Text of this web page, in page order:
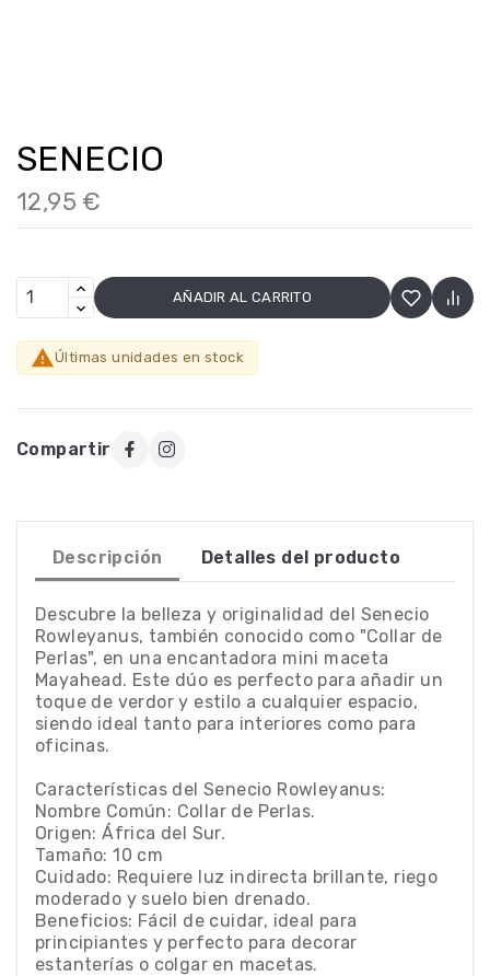
SENECIO
12,95 €
AÑADIR AL CARRITO
Últimas unidades en stock
Compartir
Descripción Detalles del producto
Descubre la belleza y originalidad del Senecio
Rowleyanus, también conocido como "Collar de
Perlas", en una encantadora mini maceta
Mayahead. Este dúo es perfecto para añadir un
toque de verdor y estilo a cualquier espacio,
siendo ideal tanto para interiores como para
oficinas.
Características del Senecio Rowleyanus:
Nombre Común: Collar de Perlas.
Origen: África del Sur.
Tamaño: 10 cm
Cuidado: Requiere luz indirecta brillante, riego
moderado y suelo bien drenado.
Beneficios: Fácil de cuidar, ideal para
principiantes y perfecto para decorar
estanterías o colgar en macetas.